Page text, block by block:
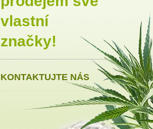
vlastní
značky!
KONTAKTUJTE NÁS